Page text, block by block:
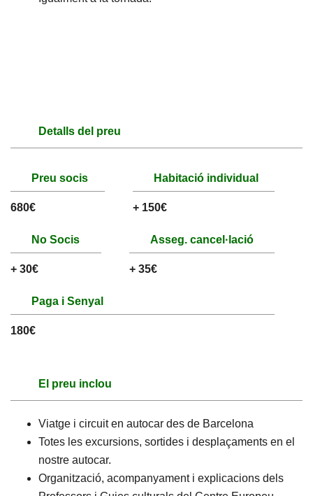
Detalls del preu
Preu socis
680€
Habitació individual
+ 150€
No Socis
+ 30€
Asseg. cancel·lació
+ 35€
Paga i Senyal
180€
El preu inclou
Viatge i circuit en autocar des de Barcelona
Totes les excursions, sortides i desplaçaments en el
nostre autocar.
Organització, acompanyament i explicacions dels